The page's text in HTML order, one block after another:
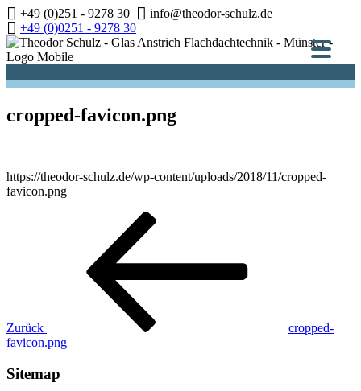
Zum
Inhalt
springen
+49 (0)251 - 9278 30
info@theodor-schulz.de
+49 (0)0251 - 9278 30
cropped-favicon.png
https://theodor-schulz.de/wp-content/uploads/2018/11/cropped-
favicon.png
Beitragsnavigation
Zurück
cropped-
favicon.png
Sitemap